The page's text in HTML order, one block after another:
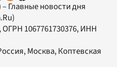
– Главные новости дня
, ОГРН 1067761730376, ИНН
Москва, Коптевская